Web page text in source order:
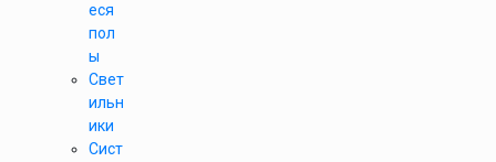
еся
пол
ы
Свет
ильн
ики
Сист